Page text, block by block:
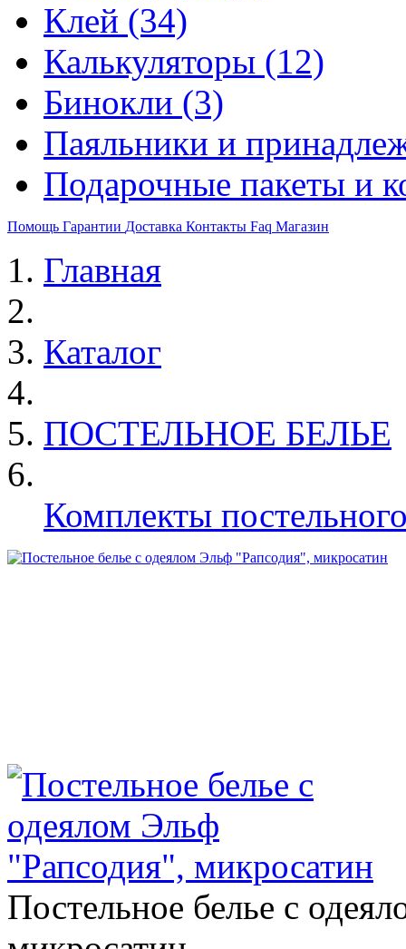
Клей (34)
Калькуляторы (12)
Бинокли (3)
Паяльники и
Подарочные пакеты и
Помощь Гарантии Доставка Контакты Faq Магазин
Главная
Каталог
ПОСТЕЛЬНОЕ БЕЛЬЕ
Комплекты
Постельное белье с